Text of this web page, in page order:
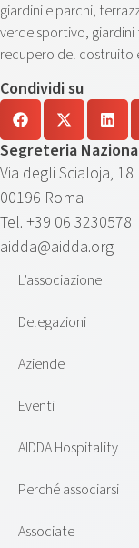
giardini e parchi,
verde sportivo,
recupero del costruito
Condividi su
Segreteria
Via degli Scialoja, 18
00196 Roma
Tel. +39 06 3230578
aidda@aidda.org
L’associazione
Delegazioni
Aziende
Eventi
AIDDA Hospitality
Perché associarsi
Associate